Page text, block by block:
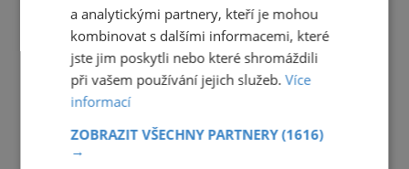
a analytickými partnery, kteří je mohou
kombinovat s dalšími informacemi, které
jste jim poskytli nebo které shromáždili
při vašem používání jejich služeb.Více
informací
ZOBRAZIT VŠECHNY PARTNERY(1616)
→